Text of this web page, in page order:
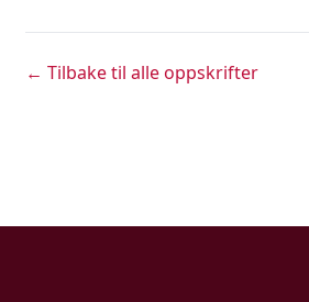
← Tilbake til alle oppskrifter